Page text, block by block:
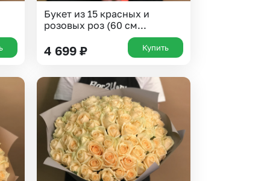
Букет из 15 красных и
розовых роз (60 см...
4 699 ₽ Купить